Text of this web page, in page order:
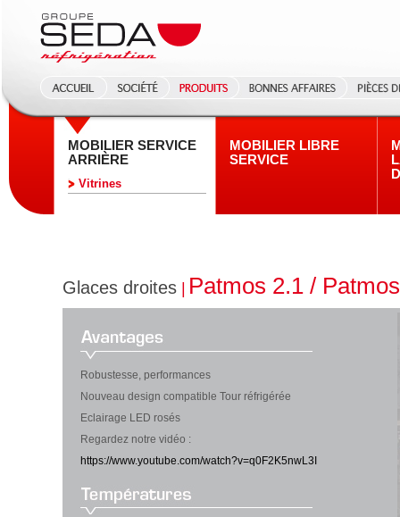
MOBILIER SERVICE
ARRIÈRE
Vitrines
MOBILIER LIBRE
SERVICE
Glaces droites Patmos 2.1 /
Robustesse, performances
Nouveau design compatible Tour réfrigérée
Eclairage LED rosés
Regardez notre vidéo :
https://www.youtube.com/watch?v=q0F2K5nwL3I